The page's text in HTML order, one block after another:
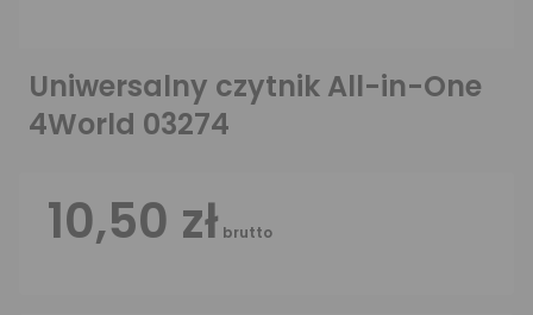
Uniwersalny czytnik All-in-One
4World 03274
10,50 zł brutto